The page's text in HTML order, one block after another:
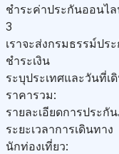
ชำระค่าประกันออนไ
3
เราจะส่งกรมธรรม์ป
ชำระเงิน
ระบุประเทศและวันที่เ
ราคารวม:
รายละเอียดการประกั
ระยะเวลาการเดินทาง
นักท่องเที่ยว: